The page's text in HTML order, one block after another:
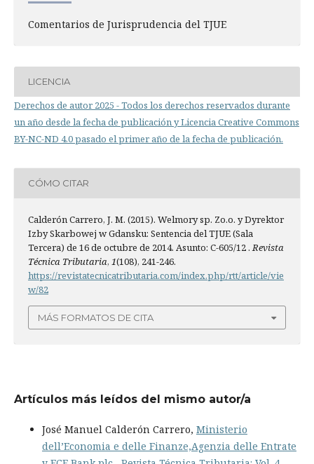
Comentarios de Jurisprudencia del TJUE
LICENCIA
Derechos de autor 2025 - Todos los derechos reservados durante
un año desde la fecha de publicación y Licencia Creative Commons
BY-NC-ND 4.0 pasado el primer año de la fecha de publicación.
CÓMO CITAR
Calderón Carrero, J. M. (2015). Welmory sp. Zo.o. y Dyrektor
Izby Skarbowej w Gdansku: Sentencia del TJUE (Sala
Tercera) de 16 de octubre de 2014. Asunto: C-605/12 .Revista
Técnica Tributaria, 1(108), 241-246.
https://revistatecnicatributaria.com/index.php/rtt/article/vie
w/82
MÁS FORMATOS DE CITA
Artículos más leídos del mismo autor/a
José Manuel Calderón Carrero, Ministerio
dell’Economia e delle Finanze,Agenzia delle Entrate